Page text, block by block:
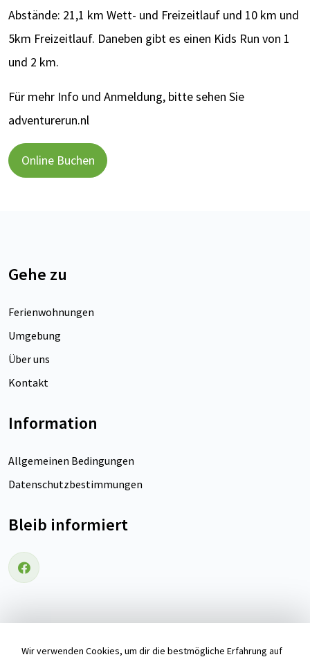
Abstände: 21,1 km Wett- und Freizeitlauf und 10 km und
5km Freizeitlauf. Daneben gibt es einen Kids Run von 1
und 2 km.
Für mehr Info und Anmeldung, bitte sehen Sie
adventurerun.nl
Online Buchen
Gehe zu
Ferienwohnungen
Umgebung
Über uns
Kontakt
Information
Allgemeinen Bedingungen
Datenschutzbestimmungen
Bleib informiert
Folgen Sie uns auf Facebook
Wir verwenden Cookies, um dir die bestmögliche Erfahrung auf